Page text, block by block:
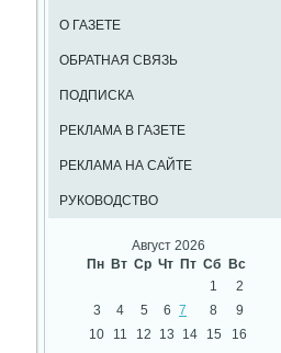
О ГАЗЕТЕ
ОБРАТНАЯ СВЯЗЬ
ПОДПИСКА
РЕКЛАМА В ГАЗЕТЕ
РЕКЛАМА НА САЙТЕ
РУКОВОДСТВО
Август 2026
Пн Вт Ср Чт Пт Сб
Вс
1
2
3
4 5 6 7 8
9
10
11 12 13 14 15
16